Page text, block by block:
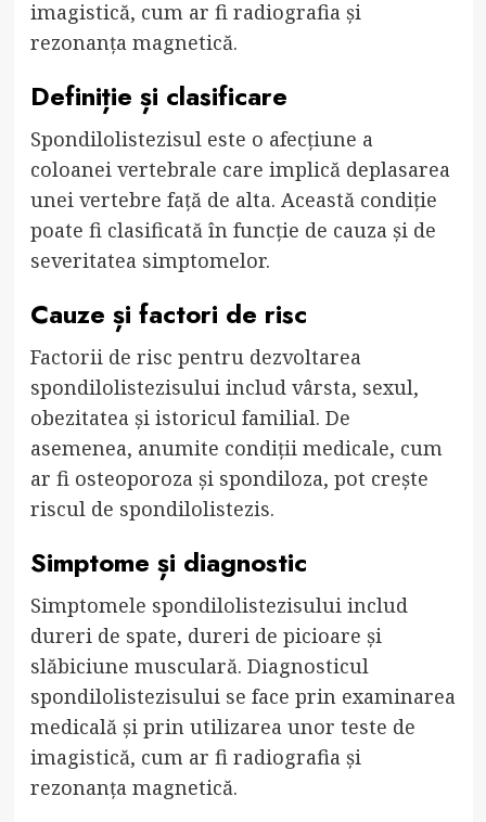
imagistică, cum ar fi radiografia și
rezonanța magnetică.
Definiție și clasificare
Spondilolistezisul este o afecțiune a
coloanei vertebrale care implică deplasarea
unei vertebre față de alta. Această condiție
poate fi clasificată în funcție de cauza și de
severitatea simptomelor.
Cauze și factori de risc
Factorii de risc pentru dezvoltarea
spondilolistezisului includ vârsta, sexul,
obezitatea și istoricul familial. De
asemenea, anumite condiții medicale, cum
ar fi osteoporoza și spondiloza, pot crește
riscul de spondilolistezis.
Simptome și diagnostic
Simptomele spondilolistezisului includ
dureri de spate, dureri de picioare și
slăbiciune musculară. Diagnosticul
spondilolistezisului se face prin examinarea
medicală și prin utilizarea unor teste de
imagistică, cum ar fi radiografia și
rezonanța magnetică.